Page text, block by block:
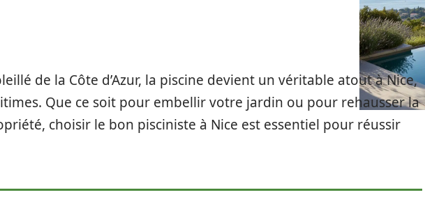
de la Côte d’Azur, la piscine devient un véritable atout à Nice,
Que ce soit pour embellir votre jardin ou pour rehausser la
choisir le bon pisciniste à Nice est essentiel pour réussir